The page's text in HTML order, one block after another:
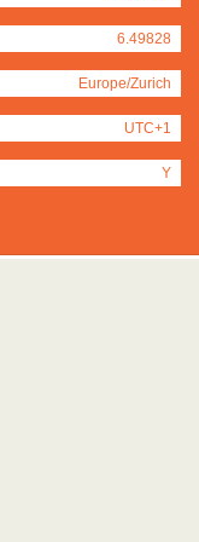
6.49828
Europe/Zurich
UTC+1
Y